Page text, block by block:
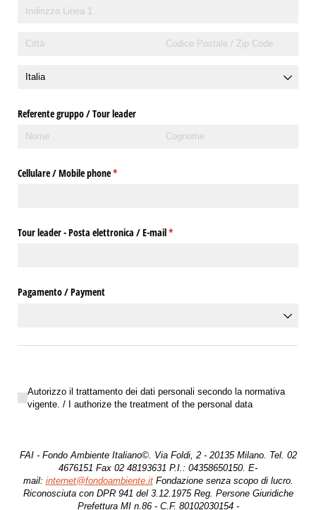
Referente gruppo /​ Tour leader
Cellulare /​ Mobile phone*
(richiesto)
Tour leader - Posta elettronica /​ E-mail*
(richiesto)
Pagamento /​ Payment
Autorizzo il trattamento dei dati personali secondo la normativa vigente. /​
Autorizzo il trattamento dei dati personali secondo la normativa
vigente. / I authorize the treatment of the personal data
FAI - Fondo Ambiente Italiano©. Via Foldi, 2 - 20135 Milano. Tel. 02
4676151 Fax 02 48193631 P.I.: 04358650150. E-
mail: internet@fondoambiente.itFondazione senza scopo di lucro.
Riconosciuta con DPR 941 del 3.12.1975 Reg. Persone Giuridiche
Prefettura MI n.86 - C.F. 80102030154 -